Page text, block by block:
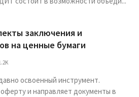
заключения и
на ценные бумаги
освоенный инструмент.
и направляет документы в